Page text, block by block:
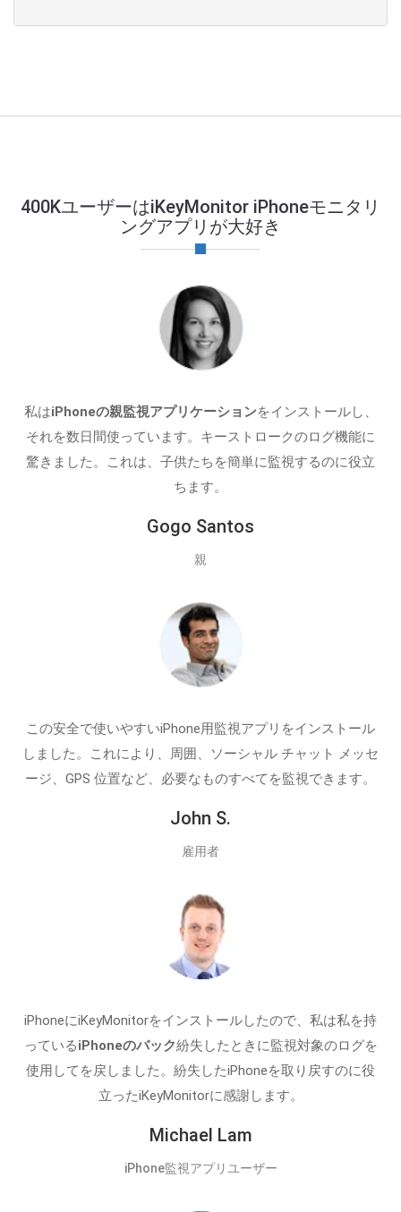
400KユーザーはiKeyMonitor iPhoneモニタリ
ングアプリが大好き
私はiPhoneの親監視アプリケーションをインストールし、
それを数日間使っています。キーストロークのログ機能に
驚きました。これは、子供たちを簡単に監視するのに役立
ちます。
Gogo Santos
親
この安全で使いやすいiPhone用監視アプリをインストール
しました。これにより、周囲、ソーシャル チャット メッセ
ージ、GPS 位置など、必要なものすべてを監視できます。
John S.
雇用者
iPhoneにiKeyMonitorをインストールしたので、私は私を持
っているiPhoneのバック紛失したときに監視対象のログを
使用してを戻しました。紛失したiPhoneを取り戻すのに役
立ったiKeyMonitorに感謝します。
Michael Lam
iPhone監視アプリユーザー